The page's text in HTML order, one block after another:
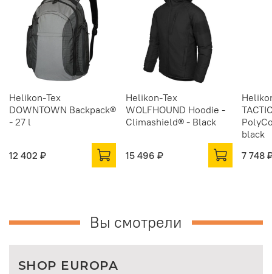
Helikon-Tex
DOWNTOWN Backpack®
- 27 l
12 402 ₽
Helikon-Tex
WOLFHOUND Hoodie -
Climashield® - Black
15 496 ₽
black
7 748
Вы смотрели
SHOP EUROPA